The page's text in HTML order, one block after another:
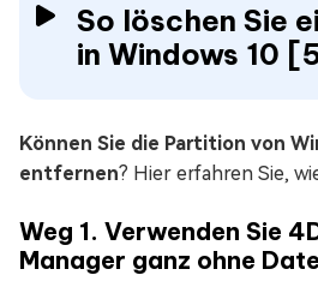
So löschen Sie
in Windows 10
Können Sie die Partition von
entfernen? Hier erfahren Sie,
Weg 1. Verwenden Sie
Manager ganz ohne